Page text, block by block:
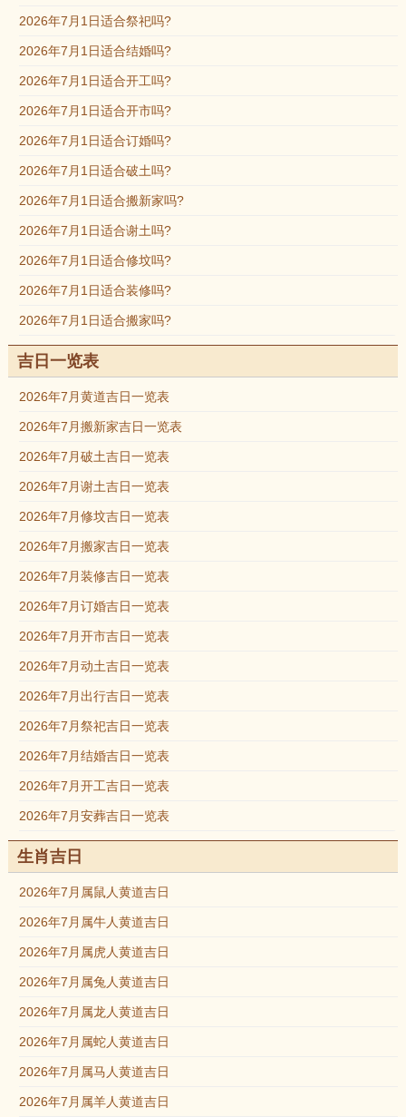
2026年7月1日适合祭祀吗?
2026年7月1日适合结婚吗?
2026年7月1日适合开工吗?
2026年7月1日适合开市吗?
2026年7月1日适合订婚吗?
2026年7月1日适合破土吗?
2026年7月1日适合搬新家吗?
2026年7月1日适合谢土吗?
2026年7月1日适合修坟吗?
2026年7月1日适合装修吗?
2026年7月1日适合搬家吗?
吉日一览表
2026年7月黄道吉日一览表
2026年7月搬新家吉日一览表
2026年7月破土吉日一览表
2026年7月谢土吉日一览表
2026年7月修坟吉日一览表
2026年7月搬家吉日一览表
2026年7月装修吉日一览表
2026年7月订婚吉日一览表
2026年7月开市吉日一览表
2026年7月动土吉日一览表
2026年7月出行吉日一览表
2026年7月祭祀吉日一览表
2026年7月结婚吉日一览表
2026年7月开工吉日一览表
2026年7月安葬吉日一览表
生肖吉日
2026年7月属鼠人黄道吉日
2026年7月属牛人黄道吉日
2026年7月属虎人黄道吉日
2026年7月属兔人黄道吉日
2026年7月属龙人黄道吉日
2026年7月属蛇人黄道吉日
2026年7月属马人黄道吉日
2026年7月属羊人黄道吉日